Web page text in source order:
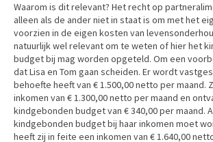
Waarom is dit relevant? Het recht op
alleen als de ander niet in staat is om met het
voorzien in de eigen kosten van
natuurlijk wel relevant om te weten of hier het
budget bij mag worden opgeteld. Om een
dat Lisa en Tom gaan scheiden. Er wordt
behoefte heeft van € 1.500,00 netto per maand.
inkomen van € 1.300,00 netto per maand en
kindgebonden budget van € 340,00 per maand.
kindgebonden budget bij haar inkomen moet
heeft zij in feite een inkomen van € 1.640,00